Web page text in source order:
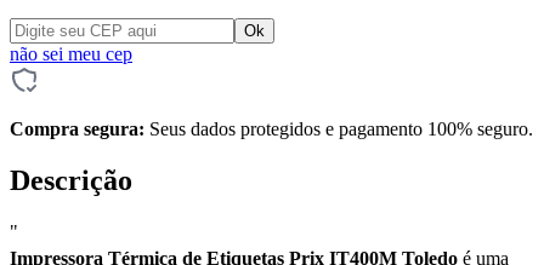
não sei meu cep
Compra segura: Seus dados protegidos e pagamento 100% seguro.
Descrição
"
Impressora Térmica de Etiquetas Prix IT400M Toledo é uma